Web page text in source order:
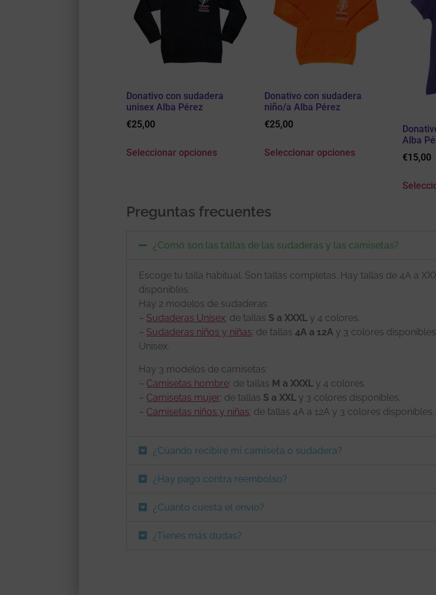
Donativo con sudadera
unisex Alba Pérez
€25,00
Seleccionar opciones
Donativo con sudadera
niño/a Alba Pérez
€25,00
Seleccionar opciones
Alba
€15,00
Preguntas frecuentes
¿Comó son las tallas de las sudaderas y las camisetas?
Escoge tu talla habitual. Son tallas completas. Hay tallas de 4A a
disponibles.
Hay 2 modelos de sudaderas:
– Sudaderas Unisex: de tallas S a XXXL y 4 colores.
– Sudaderas niños y niñas: de tallas4A a 12A y 3 colores
Unisex.
Hay 3 modelos de camisetas:
– Camisetas hombre: de tallas M a XXXL y 4 colores.
– Camisetas mujer: de tallas S a XXL y 3 colores disponibles.
– Camisetas niños y niñas: de tallas 4A a 12A y 3 colores disponibles.
¿Cúando recibiré mi camiseta o sudadera?
¿Hay pago contra reembolso?
¿Cuánto cuesta el envío?
¿Tienes más dudas?